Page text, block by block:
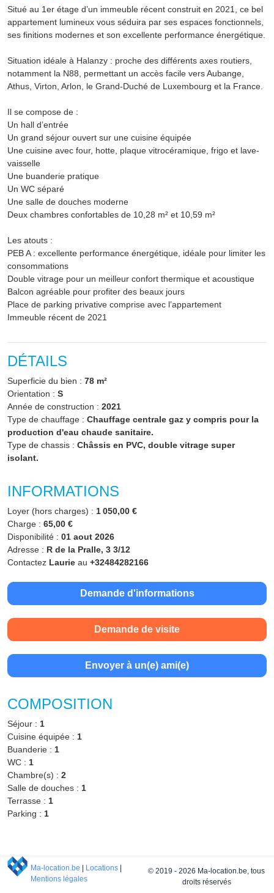
Situé au 1er étage d’un immeuble récent construit en 2021, ce bel
appartement lumineux vous séduira par ses espaces fonctionnels,
ses finitions modernes et son excellente performance énergétique.
Situation idéale à Halanzy : proche des différents axes routiers,
notamment la N88, permettant un accès facile vers Aubange,
Athus, Virton, Arlon, le Grand-Duché de Luxembourg et la France.
Il se compose de :
Un hall d’entrée
Un grand séjour ouvert sur une cuisine équipée
Une cuisine avec four, hotte, plaque vitrocéramique, frigo et lave-
vaisselle
Une buanderie pratique
Un WC séparé
Une salle de douches moderne
Deux chambres confortables de 10,28 m² et 10,59 m²
Les atouts :
PEB A : excellente performance énergétique, idéale pour limiter les
consommations
Double vitrage pour un meilleur confort thermique et acoustique
Balcon agréable pour profiter des beaux jours
Place de parking privative comprise avec l’appartement
Immeuble récent de 2021
DÉTAILS
Superficie du bien : 78 m²
Orientation : S
Année de construction : 2021
Type de chauffage : Chauffage centrale gaz y compris pour la
production d'eau chaude sanitaire.
Type de chassis : Châssis en PVC, double vitrage super
isolant.
INFORMATIONS
Loyer (hors charges) : 1 050,00 €
Charge : 65,00 €
Disponibilité : 01 aout 2026
Adresse : R de la Pralle, 3 3/12
Contactez Laurie au +32484282166
Demande d'informations
Demande de visite
Envoyer à un(e) ami(e)
COMPOSITION
Séjour : 1
Cuisine équipée : 1
Buanderie : 1
WC : 1
Chambre(s) : 2
Salle de douches : 1
Terrasse : 1
Parking : 1
Ma-location.be Locations
Mentions légales
© 2019 - 2026 Ma-location.be, tous
droits réservés